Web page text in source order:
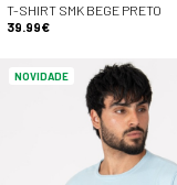
T-SHIRT SMK BEGE PRETO
39.99€
NOVIDADE